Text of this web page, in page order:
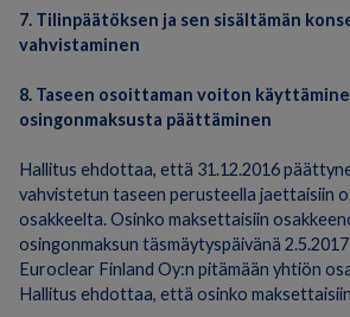
7. Tilinpäätöksen ja sen sisältämän
vahvistaminen
8. Taseen osoittaman voiton
osingonmaksusta päättäminen
Hallitus ehdottaa, että 31.12.2016
vahvistetun taseen perusteella jaettaisiin
osakkeelta. Osinko maksettaisiin
osingonmaksun täsmäytyspäivänä
Euroclear Finland Oy:n pitämään yhtiön
Hallitus ehdottaa, että osinko